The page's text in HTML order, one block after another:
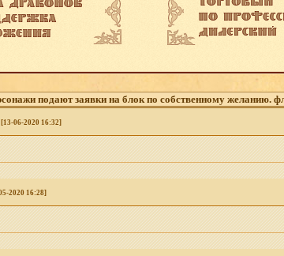
подают заявки на блок по собственному желанию.
[13-06-2020 16:32]
2020 16:28]